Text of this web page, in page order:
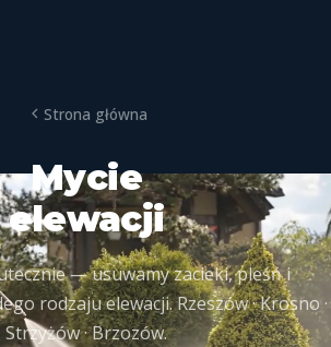
Strona główna
Mycie
elewacji
— usuwamy zacieki, pleśń i
rodzaju elewacji. Rzeszów · Krosno ·
Strzyżów · Brzozów.